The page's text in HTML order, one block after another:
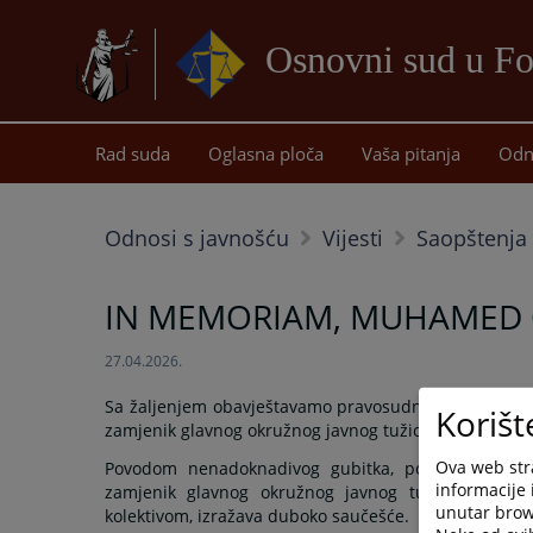
Osnovni sud u
Rad suda Oglasna ploča Vaša pitanja
Odnosi s javnošću Vijesti
IN MEMORIAM, MUHAMED
27.04.2026.
Sa žaljenjem obavještavamo pravosudnu zajednicu
zamjenik glavnog okružnog javnog tužioca
Povodom nenadoknadivog gubitka, porodici
zamjenik glavnog okružnog javnog tužioca
kolektivom, izražava duboko saučešće.
Ova web
informacije
unutar